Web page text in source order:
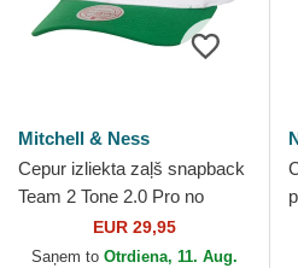
Mitchell & Ness
Cepur izliekta zaļš snapback
Team 2 Tone 2.0 Pro no
Boston Celtics NBA no
Mitchell & Ness
EUR 29,95
Saņem to Otrdiena, 11. Aug.